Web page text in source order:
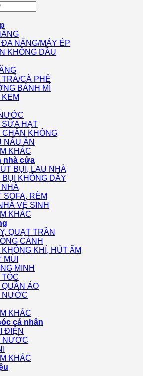
ĐA NĂNG/MÁY ÉP
KHÔNG DẦU
TRÀ/CÀ PHÊ
BÁNH MÌ
KEM
SỮA HẠT
CHÂN KHÔNG
NẤU ĂN
KHÁC
nhà cửa
BỤI, LAU NHÀ
BỤI KHÔNG DÂY
NHÀ
SOFA, RÈM
VỆ SINH
KHÁC
QUẠT TRẦN
CÁNH
KHÔNG KHÍ, HÚT ẨM
MÙI
MINH
TÓC
QUẦN ÁO
NƯỚC
KHÁC
cá nhân
ĐIỆN
NƯỚC
KHÁC